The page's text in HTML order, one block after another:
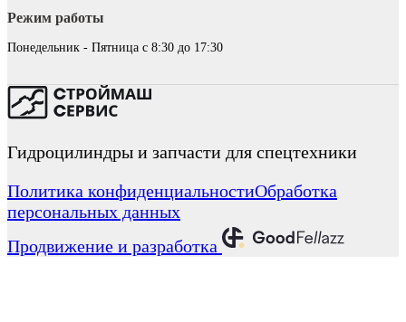
Режим работы
Понедельник - Пятница с 8:30 до 17:30
Гидроцилиндры и запчасти для спецтехники
Политика конфиденциальностиОбработка
персональных данных
Продвижение и разработка